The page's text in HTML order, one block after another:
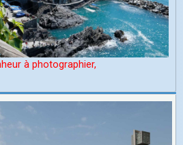
à photographier,